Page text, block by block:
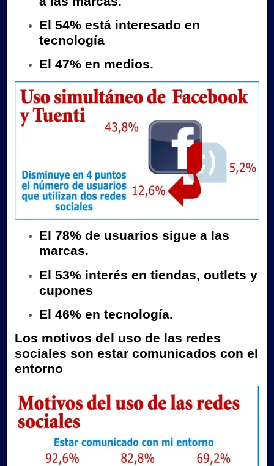
El 54% está interesado en
tecnología
El 47% en medios.
El 78% de usuarios sigue a las
marcas.
El 53% interés en tiendas, outlets y
cupones
El 46% en tecnología.
Los motivos del uso de las redes
sociales son estar comunicados con el
entorno